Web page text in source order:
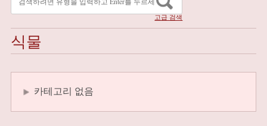
고급 검색
식물
카테고리 없음